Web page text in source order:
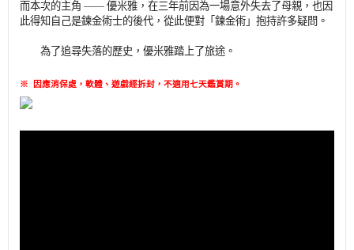
而本次的主角 —— 優米雅，在三年前因為一場意外失去了母親，也因
此得知自己是鍊金術士的後代，從此便對「鍊金術」抱持許多疑問。
為了追尋失落的歷史，優米雅踏上了旅途。
※ 因應消保處，軟體、遊戲經拆封，不適用七天鑑賞期 。